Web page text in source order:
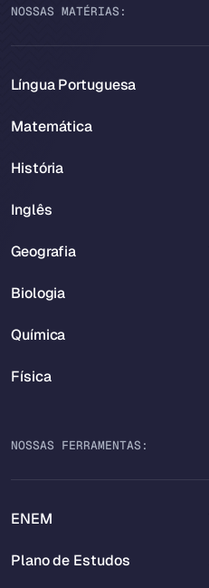
NOSSAS MATÉRIAS:
Língua Portuguesa
Matemática
História
Inglês
Geografia
Biologia
Química
Física
NOSSAS FERRAMENTAS:
ENEM
Plano de Estudos